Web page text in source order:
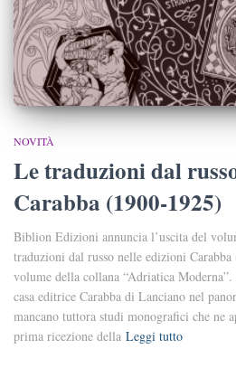
NOVITÀ
Le traduzioni dal
Carabba (1900-1925)
Biblion Edizioni annuncia l’uscita del
traduzioni dal russo nelle edizioni
volume della collana “Adriatica
casa editrice Carabba di Lanciano nel
mancano tuttora studi monografici che ne
prima ricezione della Leggi tutto